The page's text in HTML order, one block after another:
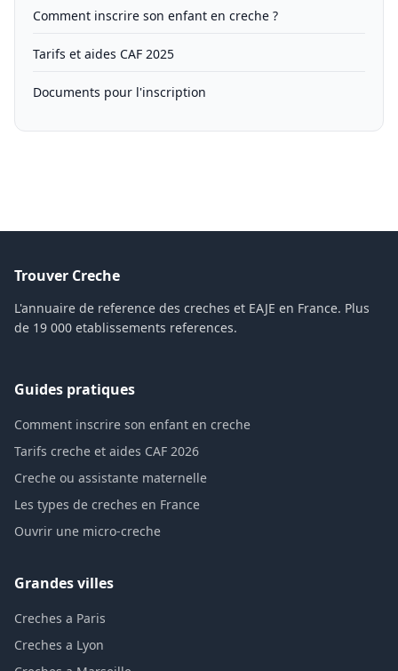
Comment inscrire son enfant en creche ?
Tarifs et aides CAF 2025
Documents pour l'inscription
Trouver Creche
L'annuaire de reference des creches et EAJE en France. Plus
de 19 000 etablissements references.
Guides pratiques
Comment inscrire son enfant en creche
Tarifs creche et aides CAF 2026
Creche ou assistante maternelle
Les types de creches en France
Ouvrir une micro-creche
Grandes villes
Creches a Paris
Creches a Lyon